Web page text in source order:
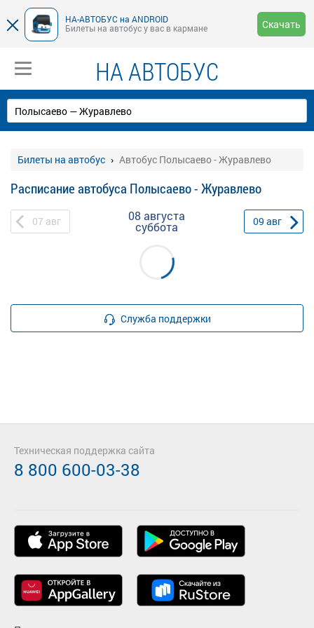
НА-АВТОБУС на ANDROID
Билеты на автобус у вас в кармане
Скачать
НА АВТОБУС
Билеты на автобус Автобус Полысаево - Журавлево
Расписание автобуса Полысаево - Журавлево
07 авг 08 августа
суббота 09 авг
Служба поддержки
Техническая поддержка сайта
8 800 600-03-38